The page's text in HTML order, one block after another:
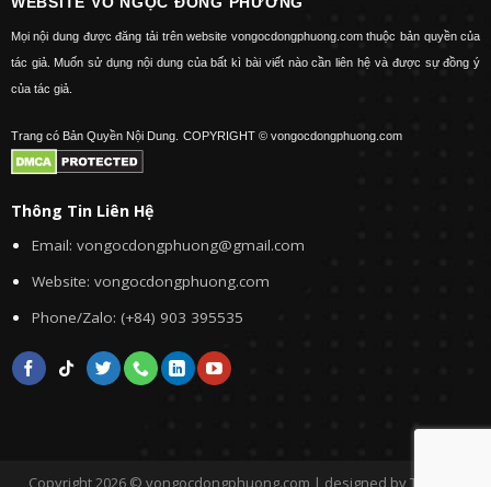
Mọi nội dung được đăng tải trên website vongocdongphuong.com thuộc bản quyền của
tác giả. Muốn sử dụng nội dung của bất kì bài viết nào cần liên hệ và được sự đồng ý
của tác giả.
Trang có Bản Quyền Nội Dung. COPYRIGHT © vongocdongphuong.com
Thông Tin Liên Hệ
Email: vongocdongphuong@gmail.com
Website: vongocdongphuong.com
Phone/Zalo: (+84) 903 395535
Copyright 2026 © vongocdongphuong.com | designed by Tini&Me